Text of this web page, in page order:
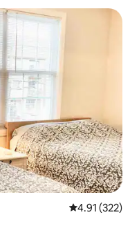
5 ರಲ್ಲಿ 4.91
4.91 (322)